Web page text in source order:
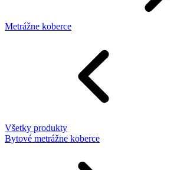
Metrážne koberce
Všetky produkty
Bytové metrážne koberce